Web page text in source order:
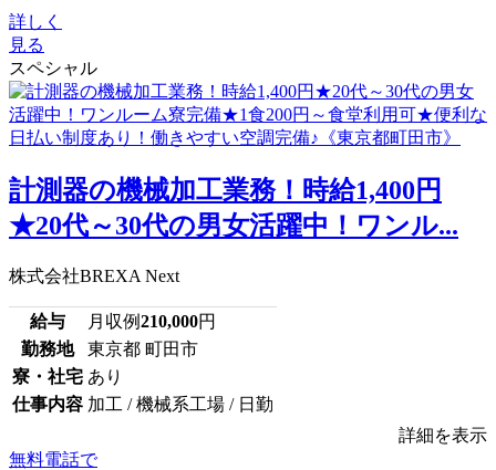
詳しく
見る
スペシャル
計測器の機械加工業務！時給1,400円
★20代～30代の男女活躍中！ワンル...
株式会社BREXA Next
給与 月収例210,000円
勤務地
東京都 町田市
寮・社宅 あり
仕事内容 加工 / 機械系工場 / 日勤
詳細を表示
無料電話で